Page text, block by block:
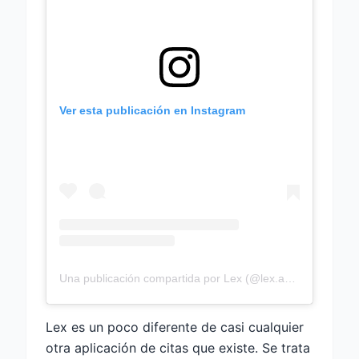
Ver esta publicación en Instagram
Lex es un poco diferente de casi cualquier
otra aplicación de citas que existe. Se trata